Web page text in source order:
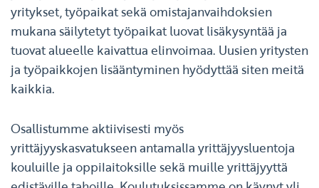
yritykset, työpaikat sekä omistajanvaihdoksien
mukana säilytetyt työpaikat luovat lisäkysyntää ja
tuovat alueelle kaivattua elinvoimaa. Uusien yritysten
ja työpaikkojen lisääntyminen hyödyttää siten meitä
kaikkia.
Osallistumme aktiivisesti myös
yrittäjyyskasvatukseen antamalla yrittäjyysluentoja
kouluille ja oppilaitoksille sekä muille yrittäjyyttä